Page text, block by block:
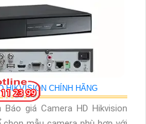
HIKVISION CHÍNH HÃNG
giá Camera HD Hikvision